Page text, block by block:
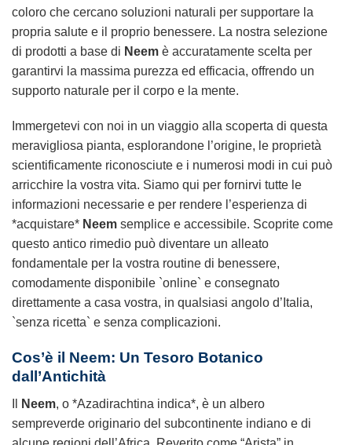
coloro che cercano soluzioni naturali per supportare la
propria salute e il proprio benessere. La nostra selezione
di prodotti a base di Neem è accuratamente scelta per
garantirvi la massima purezza ed efficacia, offrendo un
supporto naturale per il corpo e la mente.
Immergetevi con noi in un viaggio alla scoperta di questa
meravigliosa pianta, esplorandone l’origine, le proprietà
scientificamente riconosciute e i numerosi modi in cui può
arricchire la vostra vita. Siamo qui per fornirvi tutte le
informazioni necessarie e per rendere l’esperienza di
*acquistare* Neem semplice e accessibile. Scoprite come
questo antico rimedio può diventare un alleato
fondamentale per la vostra routine di benessere,
comodamente disponibile `online` e consegnato
direttamente a casa vostra, in qualsiasi angolo d’Italia,
`senza ricetta` e senza complicazioni.
Cos’è il Neem: Un Tesoro Botanico
dall’Antichità
Neem, o *Azadirachtina indica*, è un albero
sempreverde originario del subcontinente indiano e di